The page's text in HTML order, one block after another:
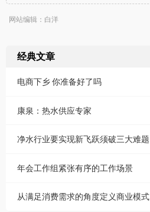
网站编辑：白洋
经典文章
电商下乡 你准备好了吗
康泉：热水供应专家
净水行业要实现新飞跃须破三大难题
年会工作组紧张有序的工作场景
从满足消费需求的角度定义商业模式